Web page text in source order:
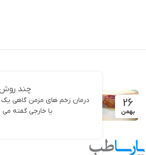
26
بهمن
چند روش
درمان زخم های مزمن گاهی
یا خارجی گفته